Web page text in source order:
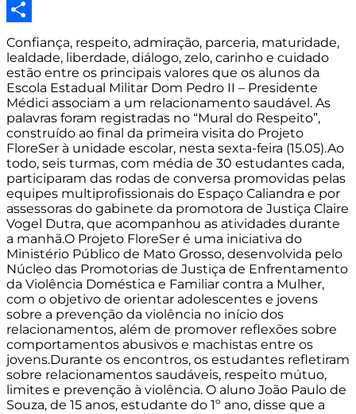
LinkedIn
Share
Confiança, respeito, admiração, parceria, maturidade,
lealdade, liberdade, diálogo, zelo, carinho e cuidado
estão entre os principais valores que os alunos da
Escola Estadual Militar Dom Pedro II – Presidente
Médici associam a um relacionamento saudável. As
palavras foram registradas no “Mural do Respeito”,
construído ao final da primeira visita do Projeto
FloreSer à unidade escolar, nesta sexta-feira (15.05).Ao
todo, seis turmas, com média de 30 estudantes cada,
participaram das rodas de conversa promovidas pelas
equipes multiprofissionais do Espaço Caliandra e por
assessoras do gabinete da promotora de Justiça Claire
Vogel Dutra, que acompanhou as atividades durante
a manhã.O Projeto FloreSer é uma iniciativa do
Ministério Público de Mato Grosso, desenvolvida pelo
Núcleo das Promotorias de Justiça de Enfrentamento
da Violência Doméstica e Familiar contra a Mulher,
com o objetivo de orientar adolescentes e jovens
sobre a prevenção da violência no início dos
relacionamentos, além de promover reflexões sobre
comportamentos abusivos e machistas entre os
jovens.Durante os encontros, os estudantes refletiram
sobre relacionamentos saudáveis, respeito mútuo,
limites e prevenção à violência. O aluno João Paulo de
Souza, de 15 anos, estudante do 1º ano, disse que a